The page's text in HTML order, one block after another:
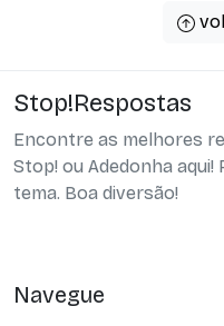
Stop!Respostas
Encontre as melhores
Stop! ou Adedonha
tema. Boa diversão!
Navegue